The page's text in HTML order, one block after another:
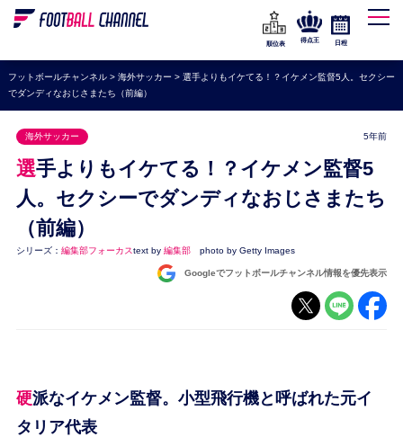
WEリーグ
海外サッカー
プレミアリーグ
ラ・リーガ
セリエA
ブンデスリーガ
UEFA
ナショナルチーム
順位表
得点王 日程
フットボールチャンネル> 海外サッカー > 選手よりもイケてる！？イケメン監督5人。セクシー
でダンディなおじさまたち（前編）
海外サッカー 5年前
選手よりもイケてる！？イケメン監督5
人。セクシーでダンディなおじさまたち
（前編）
シリーズ： 編集部フォーカスtext by 編集部 photo by Getty Images
Googleでフットボールチャンネル情報を優先表示
硬派なイケメン監督。小型飛行機と呼ばれた元イ
タリア代表